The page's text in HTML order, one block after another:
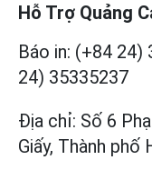
Hỗ Trợ Quảng
Báo in: (+84 24)
24) 35335237
Địa chỉ: Số 6
Giấy, Thành phố